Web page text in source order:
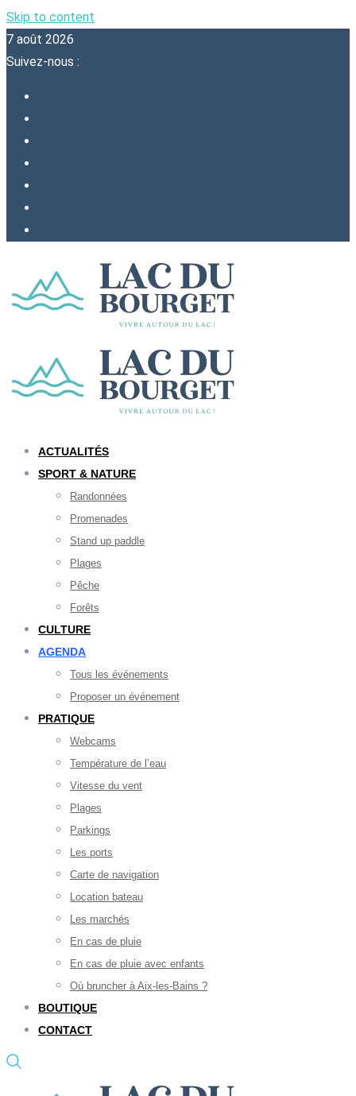
Skip to content
7 août 2026
Suivez-nous :
ACTUALITÉS
SPORT & NATURE
Randonnées
Promenades
Stand up paddle
Plages
Pêche
Forêts
CULTURE
AGENDA
Tous les événements
Proposer un événement
PRATIQUE
Webcams
Température de l’eau
Vitesse du vent
Plages
Parkings
Les ports
Carte de navigation
Location bateau
Les marchés
En cas de pluie
En cas de pluie avec enfants
Où bruncher à Aix-les-Bains ?
BOUTIQUE
CONTACT